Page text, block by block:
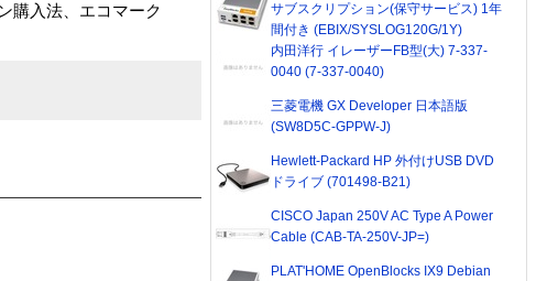
購入法、エコマーク
サブスクリプション(保守サービス) 1年
間付き (EBIX/SYSLOG120G/1Y)
内田洋行 イレーザーFB型(大) 7-337-
0040 (7-337-0040)
三菱電機 GX Developer 日本語版
(SW8D5C-GPPW-J)
Hewlett-Packard HP 外付けUSB DVD
ドライブ (701498-B21)
CISCO Japan 250V AC Type A Power
Cable (CAB-TA-250V-JP=)
PLAT'HOME OpenBlocks IX9 Debian